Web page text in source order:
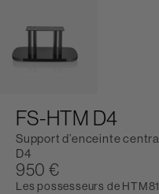
FS-HTM D4
Support d’enceinte
D4
950 €
Les possesseurs de